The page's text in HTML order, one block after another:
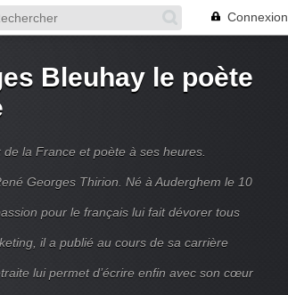
Connexion
Bleuhay le poète
la France et poète à ses heures.
Georges Thirion. Né à Auderghem le 10
pour le français lui fait dévorer tous
il a publié au cours de sa carrière
lui permet d’écrire enfin avec son cœur